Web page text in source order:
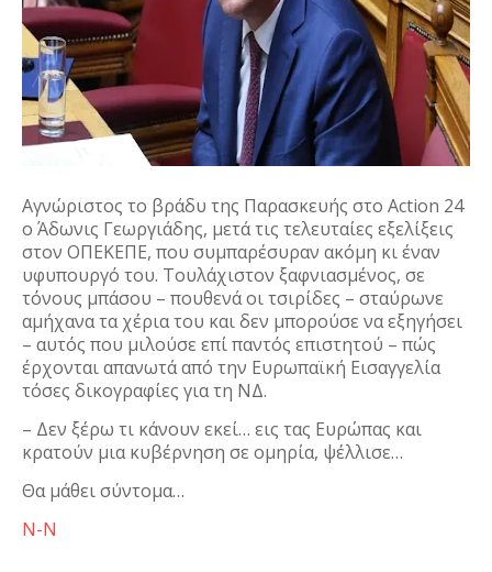
Αγνώριστος το βράδυ της Παρασκευής στο Action 24
ο Άδωνις Γεωργιάδης, μετά τις τελευταίες εξελίξεις
στον ΟΠΕΚΕΠΕ, που συμπαρέσυραν ακόμη κι έναν
υφυπουργό του. Τουλάχιστον ξαφνιασμένος, σε
τόνους μπάσου – πουθενά οι τσιρίδες – σταύρωνε
αμήχανα τα χέρια του και δεν μπορούσε να εξηγήσει
– αυτός που μιλούσε επί παντός επιστητού – πώς
έρχονται απανωτά από την Ευρωπαϊκή Εισαγγελία
τόσες δικογραφίες για τη ΝΔ.
– Δεν ξέρω τι κάνουν εκεί… εις τας Ευρώπας και
κρατούν μια κυβέρνηση σε ομηρία, ψέλλισε…
Θα μάθει σύντομα…
Ν-Ν